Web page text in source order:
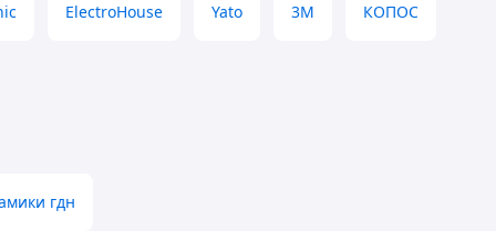
ElectroHouse Yato 3М КОПОС
гдн